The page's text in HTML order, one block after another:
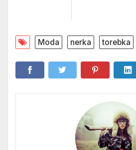
Moda nerka torebka